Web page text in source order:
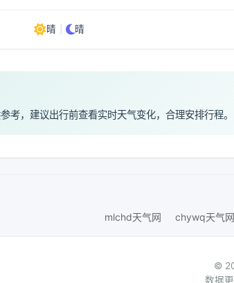
晴 晴
考，建议出行前查看实时天气变化，合理安排行程。
mlchd天气网
chywq天气网
©
数据